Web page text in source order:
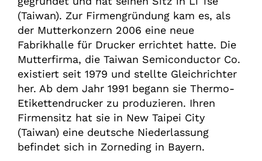
(Taiwan). Zur Firmengründung kam es, als
der Mutterkonzern 2006 eine neue
Fabrikhalle für Drucker errichtet hatte. Die
Mutterfirma, die Taiwan Semiconductor Co.
existiert seit 1979 und stellte Gleichrichter
her. Ab dem Jahr 1991 begann sie Thermo-
Etikettendrucker zu produzieren. Ihren
Firmensitz hat sie in New Taipei City
(Taiwan) eine deutsche Niederlassung
befindet sich in Zorneding in Bayern.